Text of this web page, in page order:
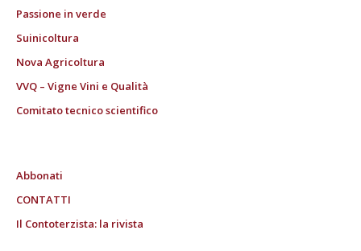
Passione in verde
Suinicoltura
Nova Agricoltura
VVQ – Vigne Vini e Qualità
Comitato tecnico scientifico
Abbonati
CONTATTI
Il Contoterzista: la rivista